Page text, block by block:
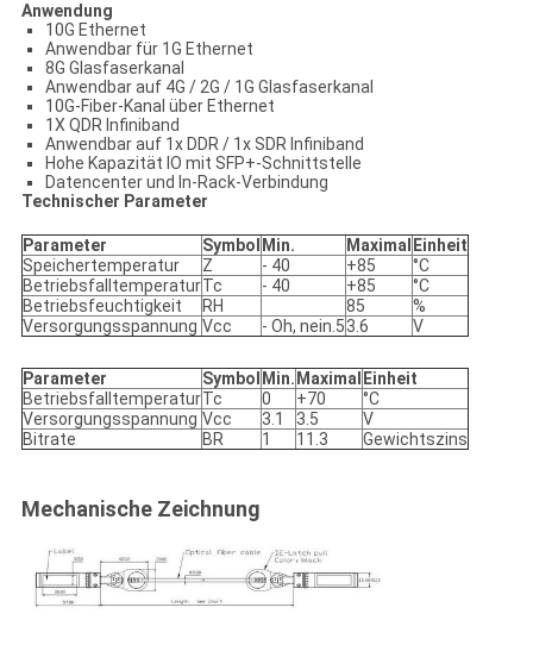
Anwendung
10G Ethernet
Anwendbar für 1G Ethernet
8G Glasfaserkanal
Anwendbar auf 4G / 2G / 1G Glasfaserkanal
10G-Fiber-Kanal über Ethernet
1X QDR Infiniband
Anwendbar auf 1x DDR / 1x SDR Infiniband
Hohe Kapazität IO mit SFP+-Schnittstelle
Datencenter und In-Rack-Verbindung
Technischer Parameter
Parameter Symbol Min. Maximal Einheit
Speichertemperatur
Z - 40 +85
°C
BetriebsfalltemperaturTc - 40 +85
°C
Betriebsfeuchtigkeit
RH 85
%
Versorgungsspannung Vcc - Oh, nein.53.6 V
Parameter Symbol Min. Maximal Einheit
BetriebsfalltemperaturTc 0 +70
°C
Versorgungsspannung Vcc 3.1 3.5
V
Bitrate
BR 1 11.3 Gewichtszins
Mechanische Zeichnung